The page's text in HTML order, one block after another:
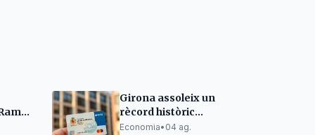
a
Girona assoleix un
rècord històric
d'afiliació a la
Economia• 04 ag.